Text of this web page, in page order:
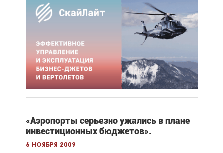
«Аэропорты серьезно ужались в плане
инвестиционных бюджетов».
6 ноября 2009